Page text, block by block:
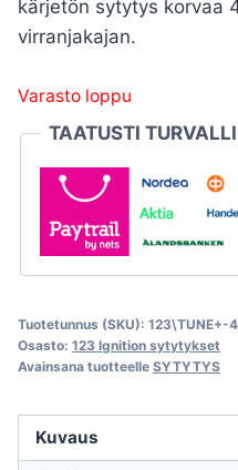
kärjetön sytytys korvaa
virranjakajan.
Varasto loppu
TAATUSTI
Tuotetunnus (SKU): 123\TUNE+-
Osasto: 123 Ignition sytytykset
Avainsana tuotteelle SYTYTYS
Kuvaus